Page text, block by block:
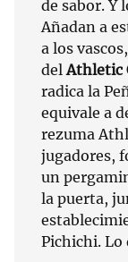
de sabor. Y
Añadan a
a los
delAthletic
radica la
equivale a
rezuma
jugadores,
un
la puerta,
Pichichi. Lo